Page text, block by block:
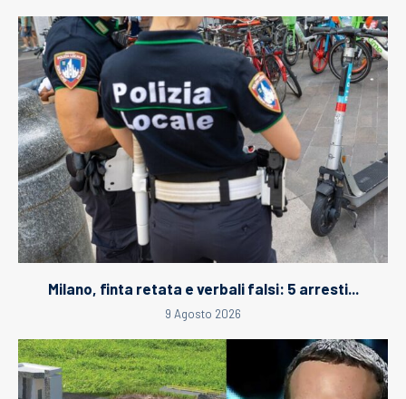
Milano, finta retata e verbali falsi: 5 arresti...
9 Agosto 2026